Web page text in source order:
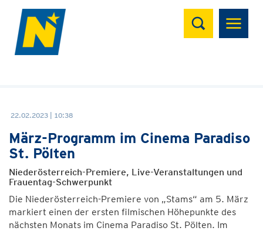
Suchen
22.02.2023 | 10:38
März-Programm im Cinema Paradiso
St. Pölten
Niederösterreich-Premiere, Live-Veranstaltungen und
Frauentag-Schwerpunkt
Die Niederösterreich-Premiere von „Stams“ am 5. März
markiert einen der ersten filmischen Höhepunkte des
nächsten Monats im Cinema Paradiso St. Pölten. Im